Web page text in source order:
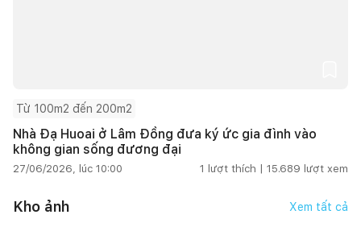
Từ 100m2 đến 200m2
Nhà Đạ Huoai ở Lâm Đồng đưa ký ức gia đình vào
không gian sống đương đại
27/06/2026, lúc 10:00 1 lượt thích | 15.689 lượt xem
Kho ảnh Xem tất cả